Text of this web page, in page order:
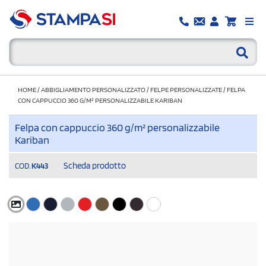
HOME/ABBIGLIAMENTO PERSONALIZZATO/FELPE PERSONALIZZATE/FELPA
CON CAPPUCCIO 360 G/M² PERSONALIZZABILE KARIBAN
Felpa con cappuccio 360 g/m² personalizzabile
Kariban
COD. K443 Scheda prodotto